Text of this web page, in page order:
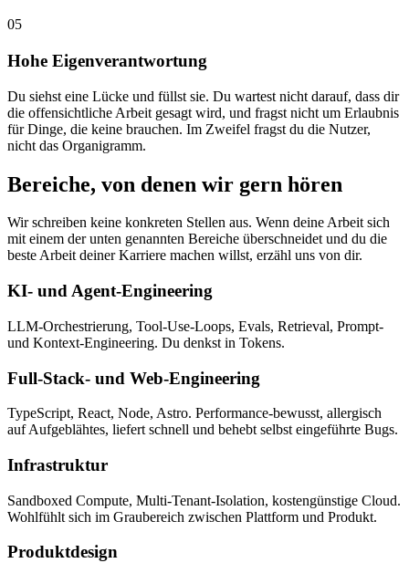
05
Hohe Eigenverantwortung
Du siehst eine Lücke und füllst sie. Du wartest nicht darauf, dass dir
die offensichtliche Arbeit gesagt wird, und fragst nicht um Erlaubnis
für Dinge, die keine brauchen. Im Zweifel fragst du die Nutzer,
nicht das Organigramm.
Bereiche, von denen wir gern hören
Wir schreiben keine konkreten Stellen aus. Wenn deine Arbeit sich
mit einem der unten genannten Bereiche überschneidet und du die
beste Arbeit deiner Karriere machen willst, erzähl uns von dir.
KI- und Agent-Engineering
LLM-Orchestrierung, Tool-Use-Loops, Evals, Retrieval, Prompt-
und Kontext-Engineering. Du denkst in Tokens.
Full-Stack- und Web-Engineering
TypeScript, React, Node, Astro. Performance-bewusst, allergisch
auf Aufgeblähtes, liefert schnell und behebt selbst eingeführte Bugs.
Infrastruktur
Sandboxed Compute, Multi-Tenant-Isolation, kostengünstige Cloud.
Wohlfühlt sich im Graubereich zwischen Plattform und Produkt.
Produktdesign